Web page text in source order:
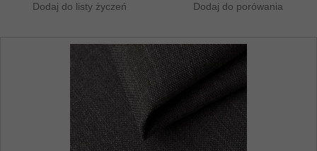
Dodaj do listy życzeń Dodaj do porówania